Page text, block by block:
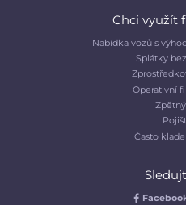
Chci využít
Nabídka vozů s
Splátky
Operativní
Často